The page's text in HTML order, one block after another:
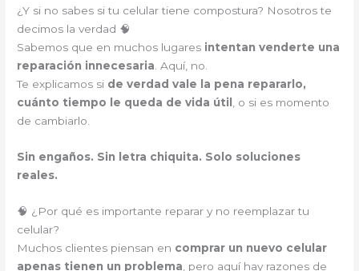
¿Y si no sabes si tu celular tiene compostura? Nosotros te
decimos la verdad 🧠
Sabemos que en muchos lugares intentan venderte una
reparación innecesaria . Aquí, no.
Te explicamos si de verdad vale la pena repararlo,
cuánto tiempo le queda de vida útil
, o si es momento
de cambiarlo.
Sin engaños. Sin letra chiquita. Solo soluciones
reales.
🧠 ¿Por qué es importante reparar y no reemplazar tu
celular?
Muchos clientes piensan en comprar un nuevo celular
apenas tienen un problema , pero aquí hay razones de